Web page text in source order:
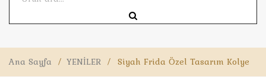
Ana Sayfa / YENİLER / Siyah Frida Özel Tasarım Kolye